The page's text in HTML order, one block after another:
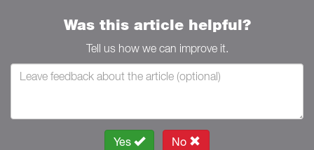
Was this article helpful?
Tell us how we can improve it.
Yes No